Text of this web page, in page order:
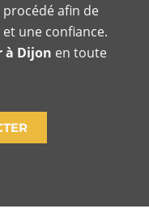
afin de
une confiance.
à Dijon en toute